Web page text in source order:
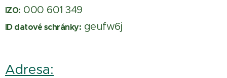
IZO: 000 601 349
ID datové schránky: geufw6j
Adresa: